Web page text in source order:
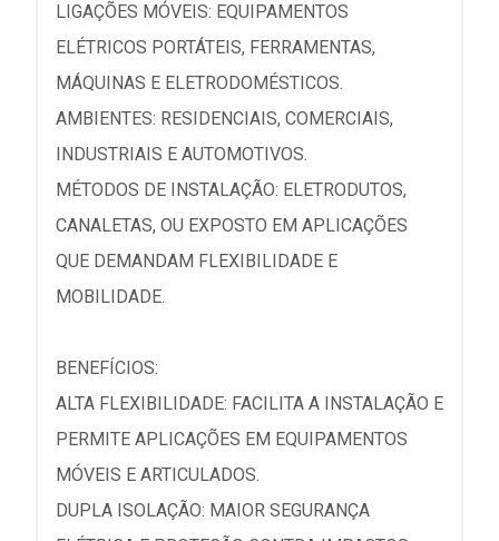
LIGAÇÕES MÓVEIS: EQUIPAMENTOS
ELÉTRICOS PORTÁTEIS, FERRAMENTAS,
MÁQUINAS E ELETRODOMÉSTICOS.
AMBIENTES: RESIDENCIAIS, COMERCIAIS,
INDUSTRIAIS E AUTOMOTIVOS.
MÉTODOS DE INSTALAÇÃO: ELETRODUTOS,
CANALETAS, OU EXPOSTO EM APLICAÇÕES
QUE DEMANDAM FLEXIBILIDADE E
MOBILIDADE.
BENEFÍCIOS:
ALTA FLEXIBILIDADE: FACILITA A INSTALAÇÃO E
PERMITE APLICAÇÕES EM EQUIPAMENTOS
MÓVEIS E ARTICULADOS.
DUPLA ISOLAÇÃO: MAIOR SEGURANÇA